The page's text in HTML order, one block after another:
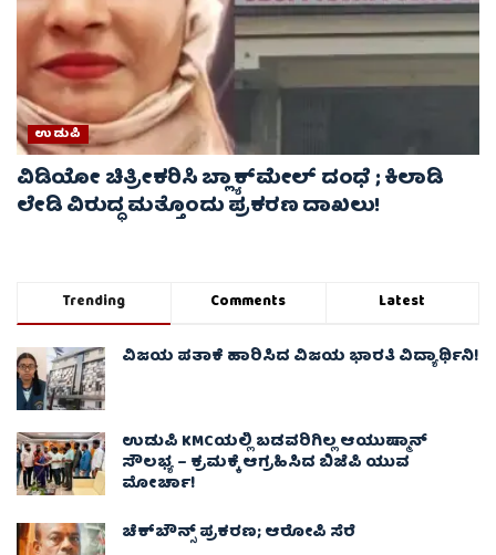
ಉಡುಪಿ
ವಿಡಿಯೋ ಚಿತ್ರೀಕರಿಸಿ ಬ್ಲ್ಯಾಕ್‌ಮೇಲ್ ದಂಧೆ ; ಕಿಲಾಡಿ
ಲೇಡಿ ವಿರುದ್ಧ ಮತ್ತೊಂದು ಪ್ರಕರಣ ದಾಖಲು!
Trending Comments Latest
ವಿಜಯ ಪತಾಕೆ ಹಾರಿಸಿದ ವಿಜಯ ಭಾರತಿ ವಿದ್ಯಾರ್ಥಿನಿ!
ಉಡುಪಿ KMCಯಲ್ಲಿ ಬಡವರಿಗಿಲ್ಲ ಆಯುಷ್ಮಾನ್
ಸೌಲಭ್ಯ – ಕ್ರಮಕ್ಕೆ ಆಗ್ರಹಿಸಿದ ಬಿಜೆಪಿ ಯುವ
ಮೋರ್ಚಾ!
ಚೆಕ್​ಬೌನ್ಸ್​ ಪ್ರಕರಣ; ಆರೋಪಿ ಸೆರೆ